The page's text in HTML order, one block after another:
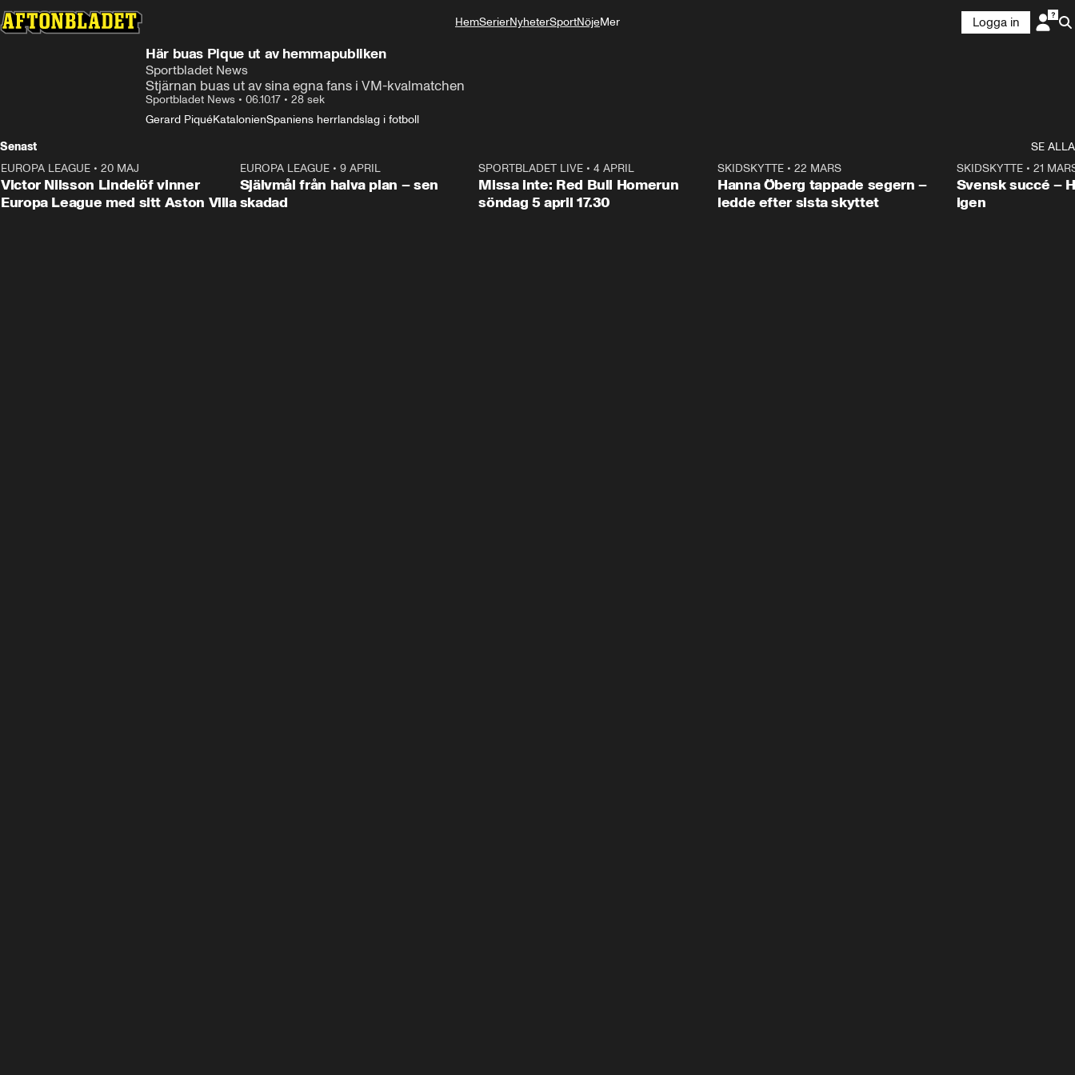
HemSerierNyheterSportNöjeMer
Logga in
Här buas Pique ut av hemmapubliken
Sportbladet News
Stjärnan buas ut av sina egna fans i VM-kvalmatchen
Sportbladet News • 06.10.17 • 28 sek
Gerard PiquéKatalonienSpaniens herrlandslag i fotboll
Senast
SE ALLA
EUROPA LEAGUE • 20 MAJ
Victor Nilsson Lindelöf vinner
Europa League med sitt Aston Villa
1:03
EUROPA LEAGUE• 9 APRIL
Självmål från halva plan – sen
skadad
SPORTBLADET LIVE •4 APRIL
Missa inte: Red Bull Homerun
söndag 5 april 17.30
SKIDSKYTTE• 22 MARS
Hanna Öberg tappade segern –
ledde efter sista skyttet
SKIDSKYTTE• 21
Svensk succé –
igen